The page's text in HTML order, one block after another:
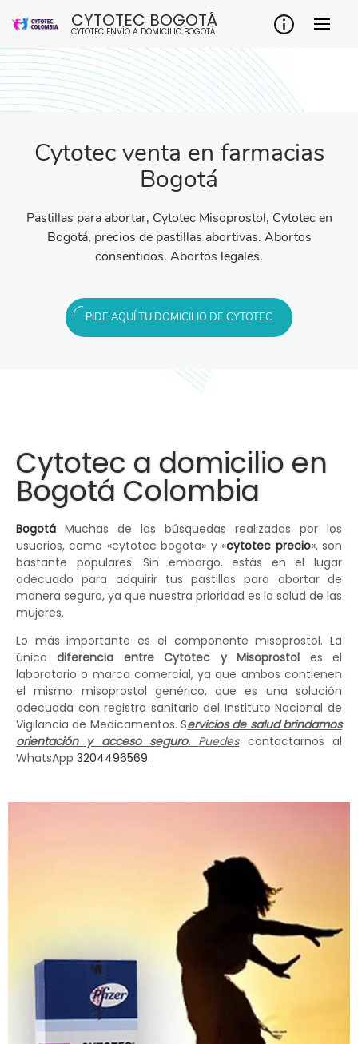
CYTOTEC BOGOTÁ
CYTOTEC ENVÍO A DOMICILIO BOGOTÁ
Cytotec venta en farmacias
Bogotá
Pastillas para abortar, Cytotec Misoprostol, Cytotec en
Bogotá, precios de pastillas abortivas. Abortos
consentidos. Abortos legales.
PIDE AQUÍ TU DOMICILIO DE CYTOTEC
Cytotec a domicilio en
Bogotá Colombia
Bogotá Muchas de las búsquedas realizadas por los
usuarios, como «cytotec bogota» y «cytotec precio«, son
bastante populares. Sin embargo, estás en el lugar
adecuado para adquirir tus pastillas para abortar de
manera segura, ya que nuestra prioridad es la salud de las
mujeres.
Lo más importante es el componente misoprostol. La
únicadiferencia entre Cytotec y Misoprostol es el
laboratorio o marca comercial, ya que ambos contienen
el mismo misoprostol genérico, que es una solución
adecuada con registro sanitario del Instituto Nacional de
Vigilancia de Medicamentos. Servicios de salud brindamos
orientación y acceso seguro. Puedescontactarnos al
WhatsApp 3204496569.